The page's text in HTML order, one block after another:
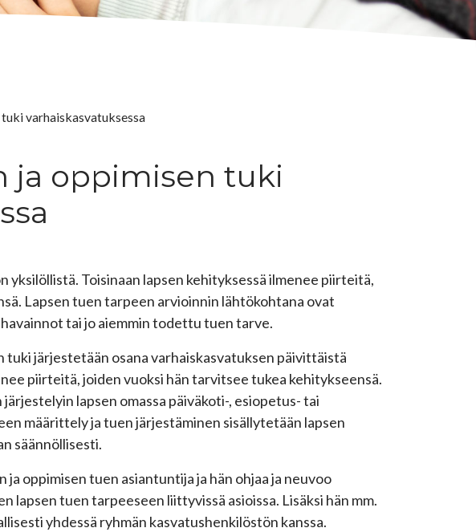
varhaiskasvatuksessa
ja oppimisen tuki
yksilöllistä. Toisinaan lapsen kehityksessä ilmenee piirteitä,
Lapsen tuen tarpeen arvioinnin lähtökohtana ovat
tai jo aiemmin todettu tuen tarve.
tuki järjestetään osana varhaiskasvatuksen päivittäistä
piirteitä, joiden vuoksi hän tarvitsee tukea kehitykseensä.
lapsen omassa päiväkoti-, esiopetus- tai
määrittely ja tuen järjestäminen sisällytetään lapsen
säännöllisesti.
oppimisen tuen asiantuntija ja hän ohjaa ja neuvoo
lapsen tuen tarpeeseen liittyvissä asioissa. Lisäksi hän mm.
yhdessä ryhmän kasvatushenkilöstön kanssa.